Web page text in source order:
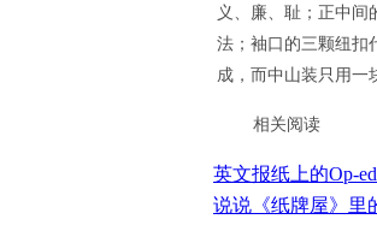
义、廉、耻；正中间
法；袖口的三颗纽扣
成，而中山装只用一
相关阅读
英文报纸上的Op-
说说《纸牌屋》里